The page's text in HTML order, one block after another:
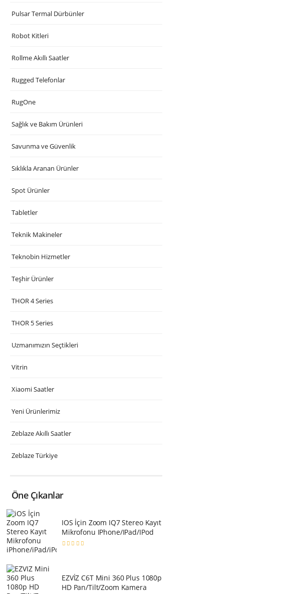
Pulsar Termal Dürbünler
Robot Kitleri
Rollme Akıllı Saatler
Rugged Telefonlar
RugOne
Sağlık ve Bakım Ürünleri
Savunma ve Güvenlik
Sıklıkla Aranan Ürünler
Spot Ürünler
Tabletler
Teknik Makineler
Teknobin Hizmetler
Teşhir Ürünler
THOR 4 Series
THOR 5 Series
Uzmanımızın Seçtikleri
Vitrin
Xiaomi Saatler
Yeni Ürünlerimiz
Zeblaze Akıllı Saatler
Zeblaze Türkiye
Öne Çıkanlar
IOS İçin Zoom IQ7 Stereo Kayıt
Mikrofonu IPhone/iPad/iPod
EZVİZ C6T Mini 360 Plus 1080p
HD Pan/Tilt/Zoom Kamera